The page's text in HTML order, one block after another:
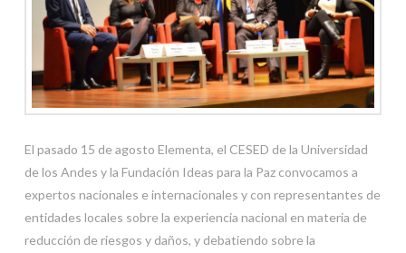
El pasado 15 de agosto Elementa, el CESED de la Universidad
de los Andes y la Fundación Ideas para la Paz convocamos a
expertos nacionales e internacionales y con representantes de
entidades locales sobre la experiencia nacional en materia de
reducción de riesgos y daños, y debatiendo sobre la